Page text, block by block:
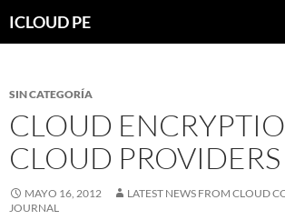
hacia
ICLOUD PE
SIN CATEGORÍA
CLOUD
CLOUD PROVIDERS
MAYO 16, 2012
LATEST NEWS FROM CLOUD
JOURNAL